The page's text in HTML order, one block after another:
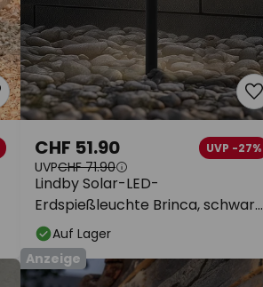
Lindby Solar-LED-
Erdspießleuchte Brinca, schwarz,
PC, Sensor
CHF 51.90 UVP -27%
UVPCHF 71.90
Auf Lager
Anzeige